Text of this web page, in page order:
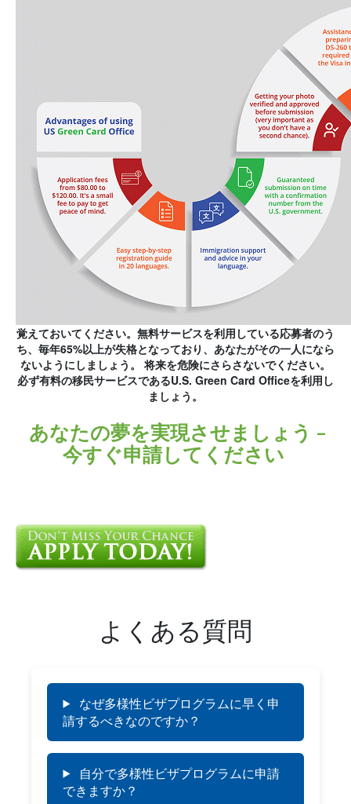
覚えておいてください。無料サービスを利用している応募者のう
ち、毎年65%以上が失格となっており、あなたがその一人になら
ないようにしましょう。 将来を危険にさらさないでください。
必ず有料の移民サービスであるU.S. Green Card Officeを利用し
ましょう。
あなたの夢を実現させましょう –
今すぐ申請してください
よくある質問
なぜ多様性ビザプログラムに早く申
請するべきなのですか？
自分で多様性ビザプログラムに申請
できますか？